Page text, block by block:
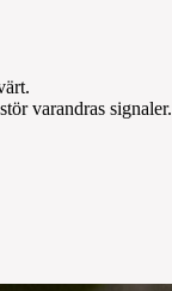
varandras signaler.